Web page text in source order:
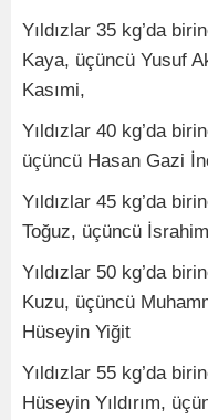
Yıldızlar 35 kg’da
Kaya, üçüncü Yusuf
Kasımi,
Yıldızlar 40 kg’da
üçüncü Hasan Gazi
Yıldızlar 45 kg’da
Toğuz, üçüncü
Yıldızlar 50 kg’da
Kuzu, üçüncü
Hüseyin Yiğit
Yıldızlar 55 kg’da
Hüseyin Yıldırım,